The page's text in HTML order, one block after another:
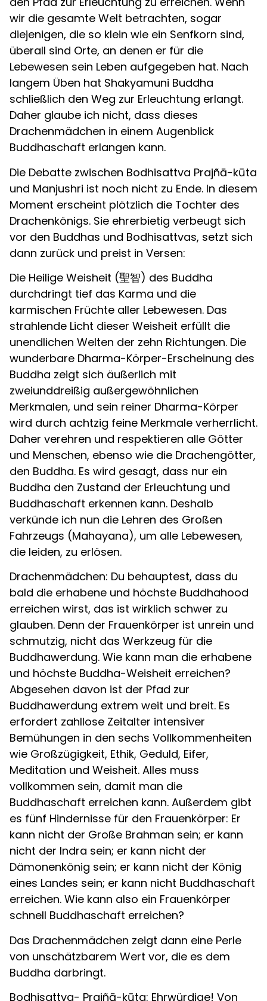
wir die gesamte Welt betrachten, sogar
diejenigen, die so klein wie ein Senfkorn sind,
überall sind Orte, an denen er für die
Lebewesen sein Leben aufgegeben hat. Nach
langem Üben hat Shakyamuni Buddha
schließlich den Weg zur Erleuchtung erlangt.
Daher glaube ich nicht, dass dieses
Drachenmädchen in einem Augenblick
Buddhaschaft erlangen kann.
Die Debatte zwischen Bodhisattva Prajñā-kūta
und Manjushri ist noch nicht zu Ende. In diesem
Moment erscheint plötzlich die Tochter des
Drachenkönigs. Sie ehrerbietig verbeugt sich
vor den Buddhas und Bodhisattvas, setzt sich
dann zurück und preist in Versen:
Die Heilige Weisheit (聖智) des Buddha
durchdringt tief das Karma und die
karmischen Früchte aller Lebewesen. Das
strahlende Licht dieser Weisheit erfüllt die
unendlichen Welten der zehn Richtungen. Die
wunderbare Dharma-Körper-Erscheinung des
Buddha zeigt sich äußerlich mit
zweiunddreißig außergewöhnlichen
Merkmalen, und sein reiner Dharma-Körper
wird durch achtzig feine Merkmale verherrlicht.
Daher verehren und respektieren alle Götter
und Menschen, ebenso wie die Drachengötter,
den Buddha. Es wird gesagt, dass nur ein
Buddha den Zustand der Erleuchtung und
Buddhaschaft erkennen kann. Deshalb
verkünde ich nun die Lehren des Großen
Fahrzeugs (Mahayana), um alle Lebewesen,
die leiden, zu erlösen.
Drachenmädchen: Du behauptest, dass du
bald die erhabene und höchste Buddhahood
erreichen wirst, das ist wirklich schwer zu
glauben. Denn der Frauenkörper ist unrein und
schmutzig, nicht das Werkzeug für die
Buddhawerdung. Wie kann man die erhabene
und höchste Buddha-Weisheit erreichen?
Abgesehen davon ist der Pfad zur
Buddhawerdung extrem weit und breit. Es
erfordert zahllose Zeitalter intensiver
Bemühungen in den sechs Vollkommenheiten
wie Großzügigkeit, Ethik, Geduld, Eifer,
Meditation und Weisheit. Alles muss
vollkommen sein, damit man die
Buddhaschaft erreichen kann. Außerdem gibt
es fünf Hindernisse für den Frauenkörper: Er
kann nicht der Große Brahman sein; er kann
nicht der Indra sein; er kann nicht der
Dämonenkönig sein; er kann nicht der König
eines Landes sein; er kann nicht Buddhaschaft
erreichen. Wie kann also ein Frauenkörper
schnell Buddhaschaft erreichen?
Das Drachenmädchen zeigt dann eine Perle
von unschätzbarem Wert vor, die es dem
Buddha darbringt.
Bodhisattva- Prajñā-kūta: Ehrwürdige! Von